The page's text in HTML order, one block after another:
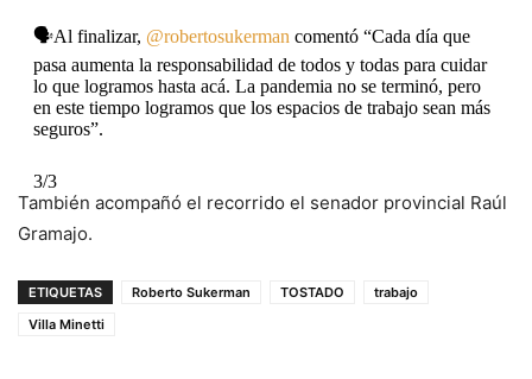
🗣️Al finalizar, @robertosukerman comentó “Cada día que
pasa aumenta la responsabilidad de todos y todas para cuidar
lo que logramos hasta acá. La pandemia no se terminó, pero
en este tiempo logramos que los espacios de trabajo sean más
seguros”.
3/3
— Ministerio de Trabajo, Empleo y Seguridad Social
También acompañó el recorrido el senador provincial Raúl
Gramajo.
ETIQUETAS Roberto Sukerman TOSTADO
trabajo
Villa Minetti